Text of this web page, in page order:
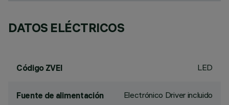
DATOS ELÉCTRICOS
Código ZVEI LED
Fuente de alimentación Electrónico Driver incluido